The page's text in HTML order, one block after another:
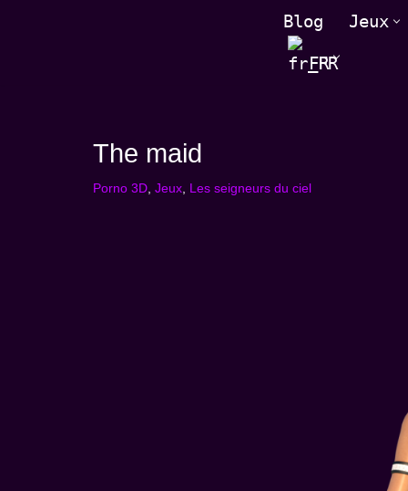
Blog Jeux
FR
The maid
Porno 3D Jeux Les seigneurs du ciel